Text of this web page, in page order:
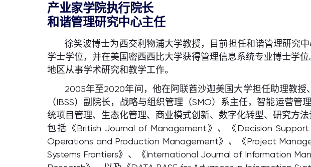
产业家学院执行院长
和谐管理研究中心主任
徐笑波博士为西交利物浦大学教授，目前担任和谐管理研究
学士学位，并在美国密西西比大学获得管理信息系统专业博士学
地区从事学术研究和教学工作。
2005年至2020年间，他在阿联酋沙迦美国大学担任助理教
（IBSS）副院长，战略与组织管理（SMO）系主任，智能运营
统项目管理、生态化管理、商业模式创新、数字化转型、研究方
包括《British Journal of Management》、《Decision
Operations and Production Management》、《Project
Systems Frontiers》、《International Journal of Information